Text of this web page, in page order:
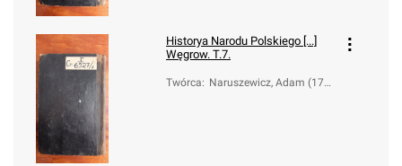
Historya Narodu Polskiego [...]
Węgrow. T.7.
Twórca: Naruszewicz, Adam (173